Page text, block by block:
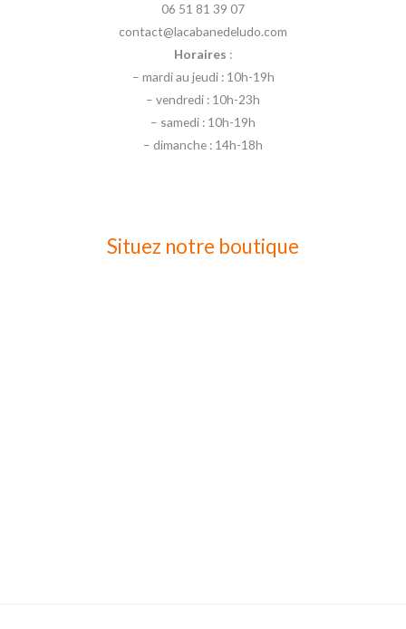
06 51 81 39 07
contact@lacabanedeludo.com
Horaires :
– mardi au jeudi : 10h-19h
– vendredi : 10h-23h
– samedi : 10h-19h
– dimanche : 14h-18h
Situez notre boutique